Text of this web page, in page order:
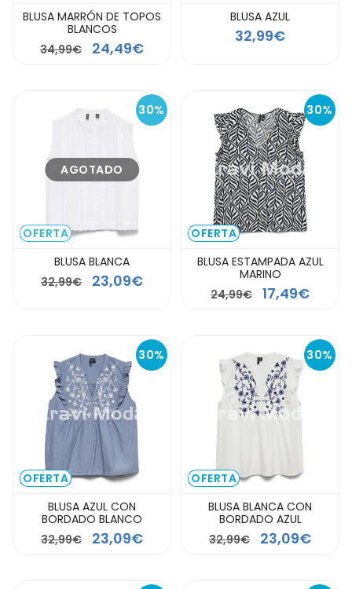
BLUSA MARRÓN DE TOPOS
BLANCOS
34,99€
24,49€
BLUSA AZUL
32,99€
30%
OFERTA
AGOTADO
BLUSA BLANCA
32,99€
23,09€
30%
OFERTA
BLUSA ESTAMPADA AZUL
MARINO
24,99€
17,49€
30%
OFERTA
BLUSA AZUL CON
BORDADO BLANCO
32,99€
23,09€
30%
OFERTA
BLUSA BLANCA CON
BORDADO AZUL
32,99€
23,09€